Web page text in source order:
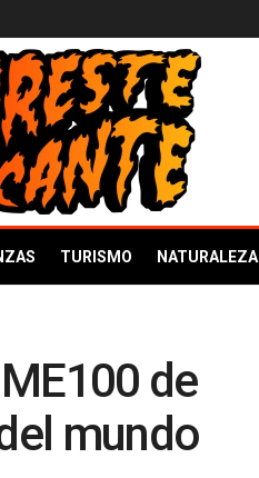
TURISMO NATURALEZA
de
mundo